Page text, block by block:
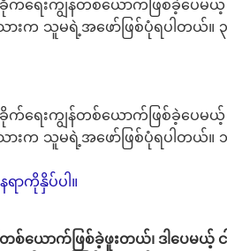
ရေးကျွန်တစ်ယောက်ဖြစ်ခဲ့ပေမ
က သူမရဲ့အဖော်ဖြစ်ပုံရပါတယ်။ ၃
ရေးကျွန်တစ်ယောက်ဖြစ်ခဲ့ပေမ
က သူမရဲ့အဖော်ဖြစ်ပုံရပါတယ်။
ကိုနှိပ်ပါ။
ယောက်ဖြစ်ခဲ့ဖူးတယ်၊ ဒါပေမယ့်